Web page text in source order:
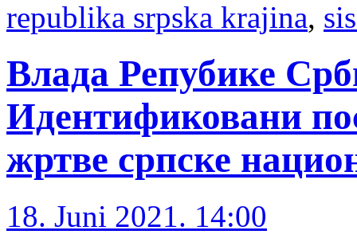
republika srpska krajina,
Влада Репубике
Идентификовани
жртве српске
18. Juni 2021. 14:00